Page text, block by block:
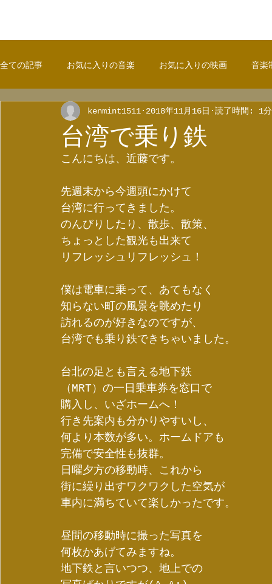
全ての記事 お気に入りの音楽 お気に入りの映画 音楽
台湾で乗り鉄
kenmint1511 2018年11月16日 読了時間: 1分
こんにちは、近藤です。
先週末から今週頭にかけて
台湾に行ってきました。
のんびりしたり、散歩、散策、
ちょっとした観光も出来て
リフレッシュリフレッシュ！
僕は電車に乗って、あてもなく
知らない町の風景を眺めたり
訪れるのが好きなのですが、
台湾でも乗り鉄できちゃいました。
台北の足とも言える地下鉄
（MRT）の一日乗車券を窓口で
購入し、いざホームへ！
行き先案内も分かりやすいし、
何より本数が多い。ホームドアも
完備で安全性も抜群。
日曜夕方の移動時、これから
街に繰り出すワクワクした空気が
車内に満ちていて楽しかったです。
昼間の移動時に撮った写真を
何枚かあげてみますね。
地下鉄と言いつつ、地上での